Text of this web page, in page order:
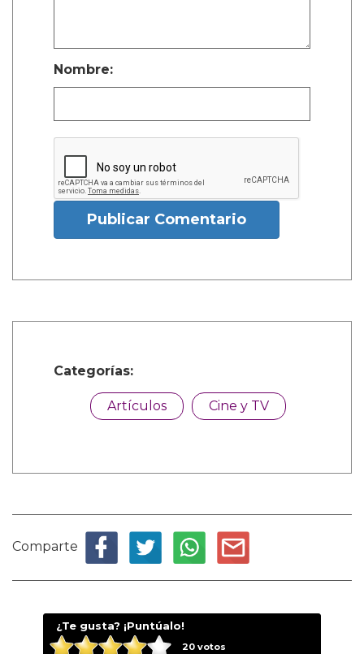
Nombre:
Publicar Comentario
Categorías:
Artículos Cine y TV
Comparte
¿Te gusta? ¡Puntúalo!
20votos